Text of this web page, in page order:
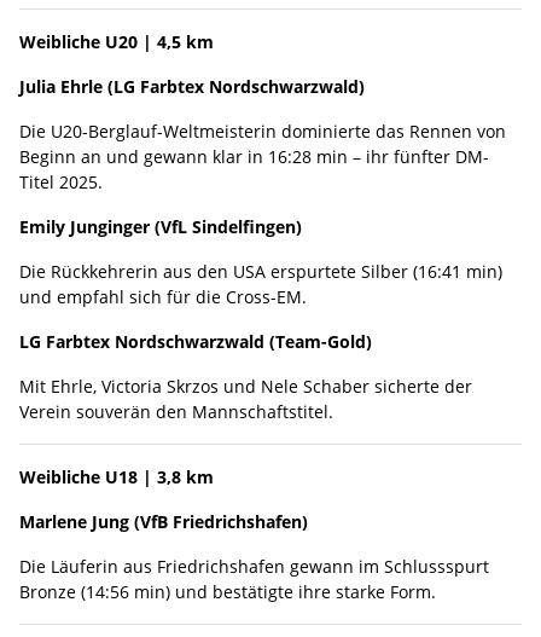
Weibliche U20 | 4,5 km
Julia Ehrle (LG Farbtex Nordschwarzwald)
Die U20-Berglauf-Weltmeisterin dominierte das Rennen von
Beginn an und gewann klar in 16:28 min – ihr fünfter DM-
Titel 2025.
Emily Junginger (VfL Sindelfingen)
Die Rückkehrerin aus den USA erspurtete Silber (16:41 min)
und empfahl sich für die Cross-EM.
LG Farbtex Nordschwarzwald (Team-Gold)
Mit Ehrle, Victoria Skrzos und Nele Schaber sicherte der
Verein souverän den Mannschaftstitel.
Weibliche U18 | 3,8 km
Marlene Jung (VfB Friedrichshafen)
Die Läuferin aus Friedrichshafen gewann im Schlussspurt
Bronze (14:56 min) und bestätigte ihre starke Form.